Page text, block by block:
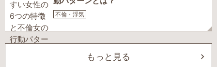
不倫・浮気
もっと見る